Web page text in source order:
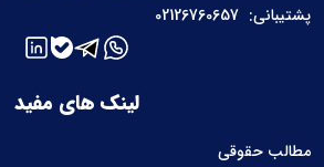
لینک های مفید
مطالب حقوقی
پشتیبانی: 02126760657